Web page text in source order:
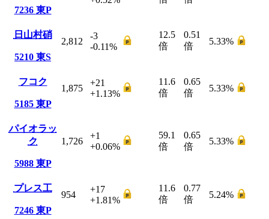
7236 東P
日山村硝
5210 東S
2,812
-3
-0.11%
12.5
倍
0.51
倍
5.33%
フコク
5185 東P
1,875
+21
+1.13%
11.6
倍
0.65
倍
5.33%
パイオラッ
ク
5988 東P
1,726
+1
+0.06%
59.1
倍
0.65
倍
5.33%
プレス工
7246 東P
954
+17
+1.81%
11.6
倍
0.77
倍
5.24%